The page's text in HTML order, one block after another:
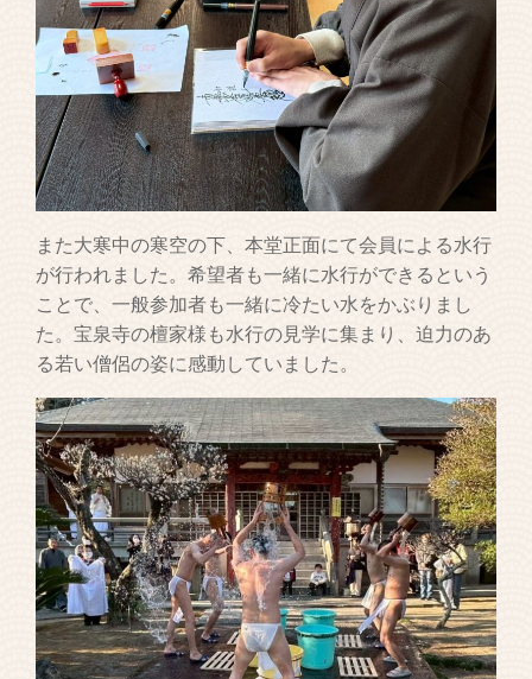
また大寒中の寒空の下、本堂正面にて会員による水行
が行われました。希望者も一緒に水行ができるという
ことで、一般参加者も一緒に冷たい水をかぶりまし
た。宝泉寺の檀家様も水行の見学に集まり、迫力のあ
る若い僧侶の姿に感動していました。